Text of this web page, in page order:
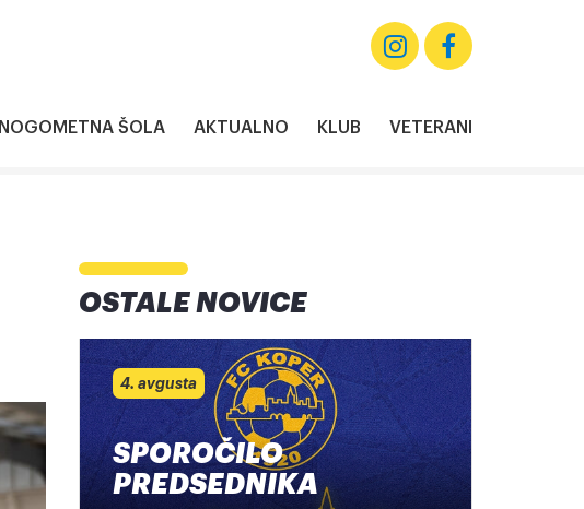
NOGOMETNA ŠOLA AKTUALNO KLUB VETERANI
OSTALE NOVICE
4. avgusta
SPOROČILO
PREDSEDNIKA